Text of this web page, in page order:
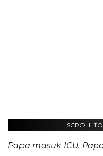
SCROLL
Papa masuk ICU.